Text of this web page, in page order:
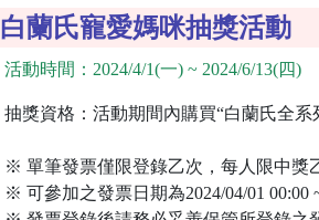
白蘭氏寵愛媽咪抽獎活動
活動時間：2024/4/1(一) ~ 2024/6/13(四)
抽獎資格：活動期間內購買“白蘭氏全
※ 單筆發票僅限登錄乙次，每人限中獎
※ 可參加之發票日期為2024/04/01 00:00